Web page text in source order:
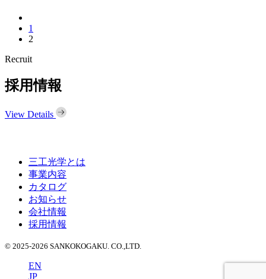
ペ
ー
1
ペ
ジ
2
Recruit
採用情報
View Details
三工光学とは
事業内容
カタログ
お知らせ
会社情報
採用情報
© 2025-2026 SANKOKOGAKU. CO.,LTD.
EN
JP